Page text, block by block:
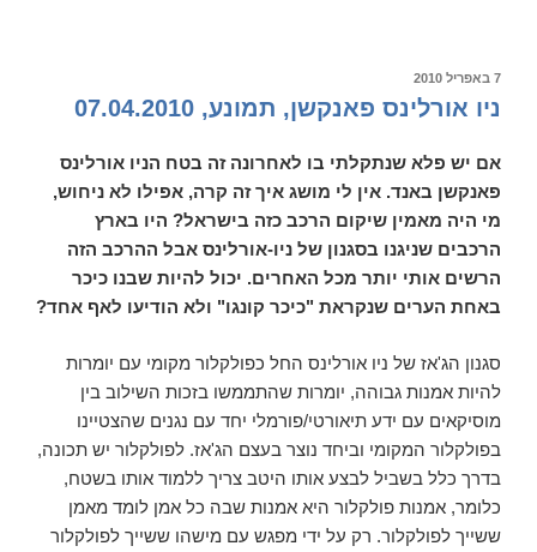
פורסם
7 באפריל 2010
ניו אורלינס פאנקשן, תמונע, 07.04.2010
אם יש פלא שנתקלתי בו לאחרונה זה בטח הניו אורלינס
פאנקשן באנד. אין לי מושג איך זה קרה, אפילו לא ניחוש,
מי היה מאמין שיקום הרכב כזה בישראל? היו בארץ
הרכבים שניגנו בסגנון של ניו-אורלינס אבל ההרכב הזה
הרשים אותי יותר מכל האחרים. יכול להיות שבנו כיכר
באחת הערים שנקראת "כיכר קונגו" ולא הודיעו לאף אחד?
סגנון הג'אז של ניו אורלינס החל כפולקלור מקומי עם יומרות
להיות אמנות גבוהה, יומרות שהתממשו בזכות השילוב בין
מוסיקאים עם ידע תיאורטי/פורמלי יחד עם נגנים שהצטיינו
בפולקלור המקומי וביחד נוצר בעצם הג'אז. לפולקלור יש תכונה,
בדרך כלל בשביל לבצע אותו היטב צריך ללמוד אותו בשטח,
כלומר, אמנות פולקלור היא אמנות שבה כל אמן לומד מאמן
ששייך לפולקלור. רק על ידי מפגש עם מישהו ששייך לפולקלור